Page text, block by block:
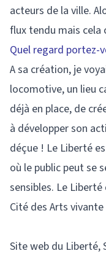
acteurs de la ville.
flux tendu mais cela
Quel regard portez-
A sa création, je
locomotive, un lieu
déjà en place, de
à développer son
déçue ! Le Liberté
où le public peut se
sensibles. Le
Cité des Arts
Site web du Liberté,